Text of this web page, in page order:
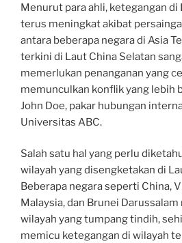
Menurut para ahli, ketegangan di
terus meningkat akibat
antara beberapa negara di Asia
terkini di Laut China Selatan
memerlukan penanganan yang
memunculkan konflik yang lebih
John Doe, pakar hubungan
Universitas ABC.
Salah satu hal yang perlu
wilayah yang disengketakan di
Beberapa negara seperti China,
Malaysia, dan Brunei
wilayah yang tumpang tindih,
memicu ketegangan di wilayah